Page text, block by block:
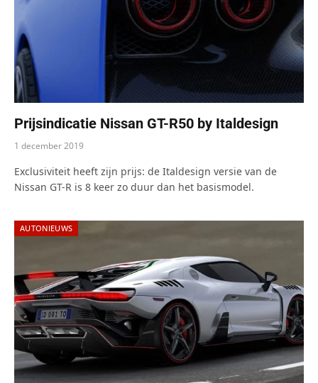
Prijsindicatie Nissan GT-R50 by Italdesign
1 december 2019
Exclusiviteit heeft zijn prijs: de Italdesign versie van de
Nissan GT-R is 8 keer zo duur dan het basismodel.
AUTONIEUWS